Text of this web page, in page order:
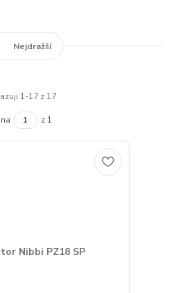
Nejdražší
1-17 z 17
z 1